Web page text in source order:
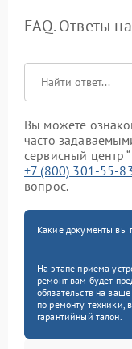
FAQ. Ответы
Вы можете
часто
сервисный центр
+7 (800) 301-55-
вопрос.
Какие документы вы
На этапе приема
ремонт вам будет
обязательств на
по ремонту техники,
гарантийный талон.